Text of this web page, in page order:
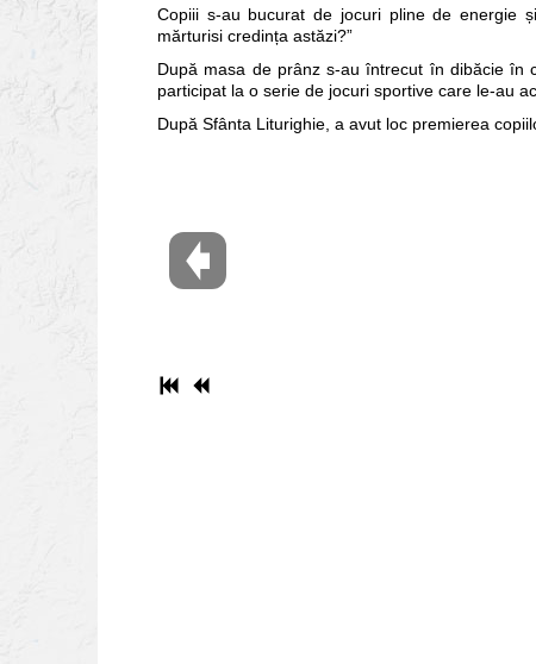
Copiii s-au bucurat de jocuri pline de energie
mărturisi credința astăzi?”
După masa de prânz s-au întrecut în dibăcie în
participat la o serie de jocuri sportive care le-au
După Sfânta Liturighie, a avut loc premierea